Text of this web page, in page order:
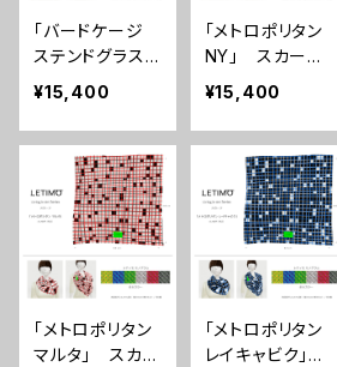
「バードケージ
ステンドグラス」
スカーフ ■
配送まで3週間
¥15,400
「メトロポリタン
NY」 スカー
フ ■配送まで
3週間
¥15,400
「メトロポリタン
マルタ」 スカー
「メトロポリタン
レイキャビク」